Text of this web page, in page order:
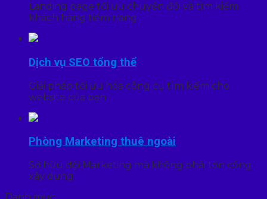
Landing page tối ưu chuyển đổi và tìm kiếm
khách hàng tiềm năng
Dịch vụ SEO tổng thể
Giải pháp tối ưu hóa công cụ tìm kiếm cho
website của bạn
Phòng Marketing thuê ngoài
Sở hữu đội Marketing mà không phải tốn công
xây dựng